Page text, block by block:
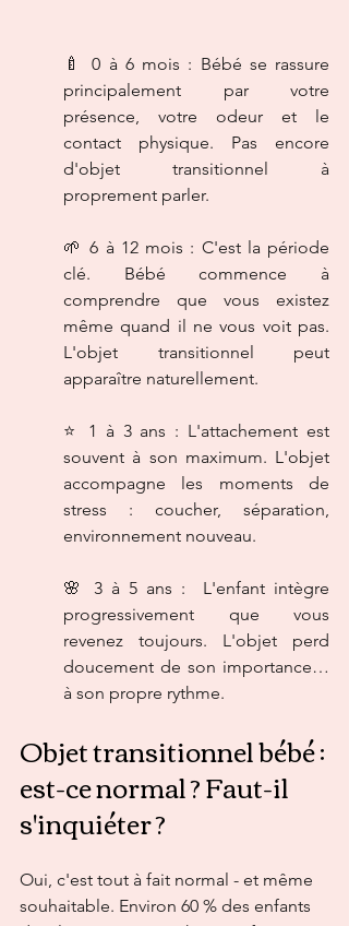
🍼 0 à 6 mois : Bébé se rassure
principalement par votre
présence, votre odeur et le
contact physique. Pas encore
d'objet transitionnel à
proprement parler.
🌱 6 à 12 mois : C'est la période
clé. Bébé commence à
comprendre que vous existez
même quand il ne vous voit pas.
L'objet transitionnel peut
apparaître naturellement.
⭐ 1 à 3 ans : L'attachement est
souvent à son maximum. L'objet
accompagne les moments de
stress : coucher, séparation,
environnement nouveau.
🌸 3 à 5 ans :  L'enfant intègre
progressivement que vous
revenez toujours. L'objet perd
doucement de son importance…
à son propre rythme.
Objet transitionnel bébé :
est-ce normal ? Faut-il
s'inquiéter ?
Oui, c'est tout à fait normal - et même
souhaitable. Environ 60 % des enfants